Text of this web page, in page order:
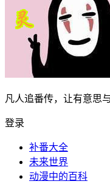
凡人追番传，让有意思
登录
补番大全
未来世界
动漫中的百科